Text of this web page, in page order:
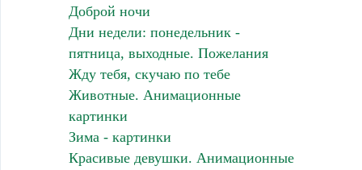
Доброй ночи
Дни недели: понедельник -
пятница, выходные. Пожелания
Жду тебя, скучаю по тебе
Животные. Анимационные
картинки
Зима - картинки
Красивые девушки. Анимационные